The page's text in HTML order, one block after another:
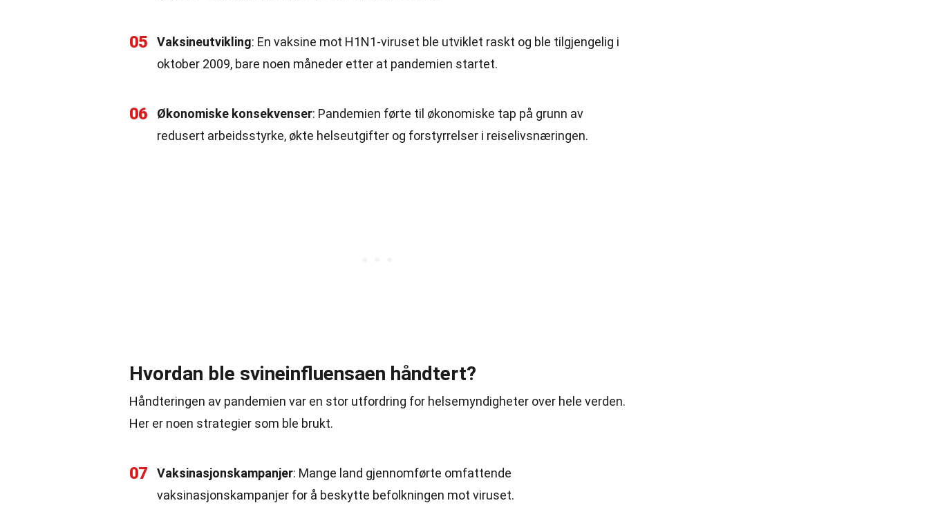
05 Vaksineutvikling: En vaksine mot H1N1-viruset ble utviklet raskt og ble tilgjengelig i
oktober 2009, bare noen måneder etter at pandemien startet.
06 Økonomiske konsekvenser: Pandemien førte til økonomiske tap på grunn av
redusert arbeidsstyrke, økte helseutgifter og forstyrrelser i reiselivsnæringen.
Hvordan ble svineinfluensaen håndtert?
Håndteringen av pandemien var en stor utfordring for helsemyndigheter over hele verden.
Her er noen strategier som ble brukt.
07 Vaksinasjonskampanjer: Mange land gjennomførte omfattende
vaksinasjonskampanjer for å beskytte befolkningen mot viruset.